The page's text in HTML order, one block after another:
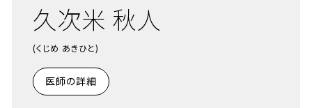
久次米 秋人
(くじめ あきひと)
医師の詳細